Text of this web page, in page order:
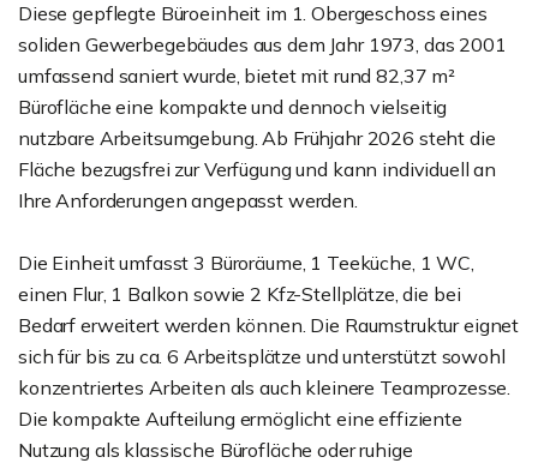
Diese gepflegte Büroeinheit im 1. Obergeschoss eines
soliden Gewerbegebäudes aus dem Jahr 1973, das 2001
umfassend saniert wurde, bietet mit rund 82,37 m²
Bürofläche eine kompakte und dennoch vielseitig
nutzbare Arbeitsumgebung. Ab Frühjahr 2026 steht die
Fläche bezugsfrei zur Verfügung und kann individuell an
Ihre Anforderungen angepasst werden.
Die Einheit umfasst 3 Büroräume, 1 Teeküche, 1 WC,
einen Flur, 1 Balkon sowie 2 Kfz-Stellplätze, die bei
Bedarf erweitert werden können. Die Raumstruktur eignet
sich für bis zu ca. 6 Arbeitsplätze und unterstützt sowohl
konzentriertes Arbeiten als auch kleinere Teamprozesse.
Die kompakte Aufteilung ermöglicht eine effiziente
Nutzung als klassische Bürofläche oder ruhige